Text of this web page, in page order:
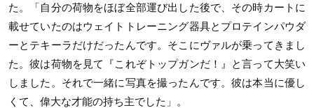
た。「自分の荷物をほぼ全部運び出した後で、その時カートに
載せていたのはウェイトトレーニング器具とプロテインパウダ
ーとテキーラだけだったんです。そこにヴァルが乗ってきまし
た。彼は荷物を見て『これぞトップガンだ！』と言って大笑い
しました。それで一緒に写真を撮ったんです。彼は本当に優し
くて、偉大な才能の持ち主でした」。